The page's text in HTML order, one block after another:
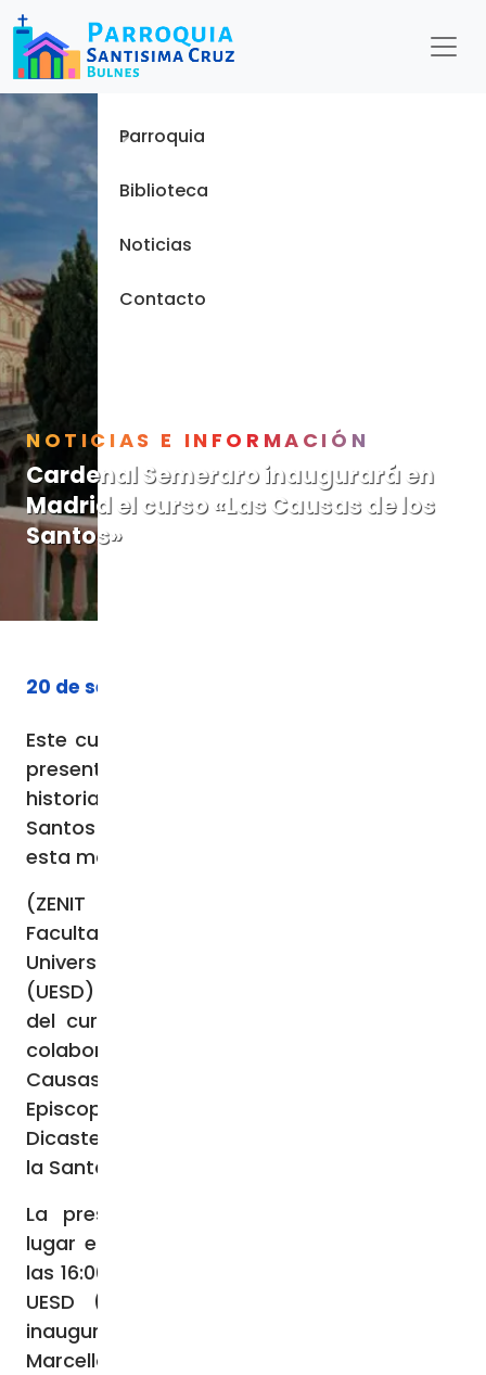
NOTICIAS E INFORMACIÓN
Cardenal Semeraro inaugurará en
Madrid el curso «Las Causas de los
Santos»
20 de septiembre de 2023
Este curso tiene como objetivo ofrecer una
presentación científica de la teología, la
historia y el derecho de las Causas de los
Santos con el fin de formar expertos en
esta materia.
(ZENIT Noticias / Madrid, 19.09.2023).- La
Facultad de Derecho Canónico de la
Universidad Eclesiástica San Dámaso
(UESD) organizó una nueva edición
del curso «Las Causas de los Santos» en
colaboración con la Oficina para las
Causas de los Santos de la Conferencia
Episcopal Española y patrocinado por el
Dicasterio de las Causas de los Santos de
la Santa Sede.
La presentación del curso 23/24 tendrá
lugar el miércoles 4 de octubre de 2023 a
las 16:00h en el Aula Pablo Domínguez, en la
UESD (c, Jerte, 10. Madrid). La lección
inaugural será impartida por el Cardenal
Marcello Semeraro, prefecto del Dicasterio
Menu
Inicio
Parroquia
Biblioteca
Noticias
Contacto